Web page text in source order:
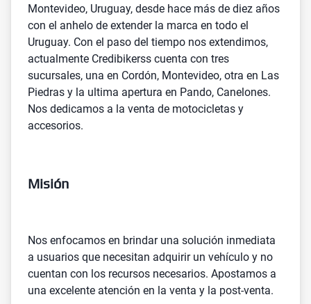
Montevideo, Uruguay, desde hace más de diez años
con el anhelo de extender la marca en todo el
Uruguay. Con el paso del tiempo nos extendimos,
actualmente Credibikerss cuenta con tres
sucursales, una en Cordón, Montevideo, otra en Las
Piedras y la ultima apertura en Pando, Canelones.
Nos dedicamos a la venta de motocicletas y
accesorios.
Misión
Nos enfocamos en brindar una solución inmediata
a usuarios que necesitan adquirir un vehículo y no
cuentan con los recursos necesarios. Apostamos a
una excelente atención en la venta y la post-venta.